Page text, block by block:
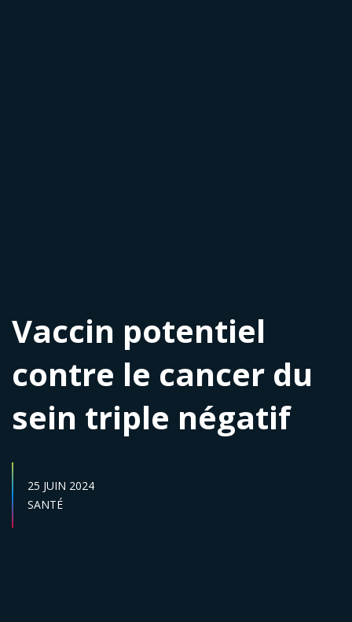
Vaccin potentiel
contre le cancer du
sein triple négatif
DATE DE PUBLICATION :
25 JUIN 2024
Secteur :
SANTÉ